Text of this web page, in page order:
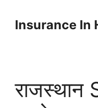
contentInsurance In
राजस्थान